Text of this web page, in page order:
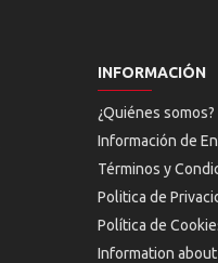
INFORMACIÓN
¿Quiénes somos?
Información de
Términos y
Politica de
Política de
Information